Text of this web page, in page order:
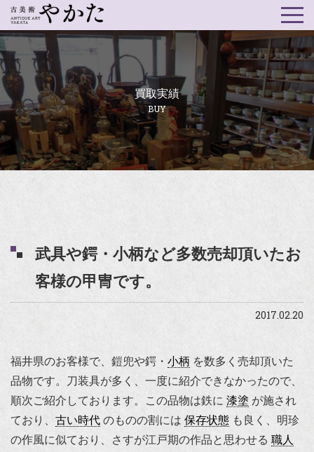
買取実績
BUY
武具や鍔・小柄など多数売却頂いたお
客様の甲冑です。
2017.02.20
福井県のお客様で、鎧兜や鍔・ 小柄 を数多く売却頂いた
品物です。刀装具が多く、一度に紹介できなかったので、
順次ご紹介しております。この品物は鉄に 漆塗 が施され
ており、 古い時代 のものの割には 保存状態 も良く、明珍
の作風に似ており、さすが江戸期の作品と思わせる 職人